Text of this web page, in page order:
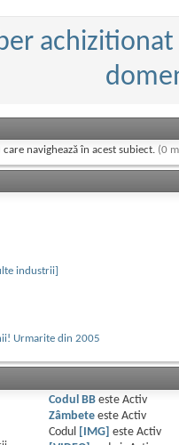
navighează în acest subiect. (0
industrii]
Urmarite din 2005
Codul BBeste Activ
Zâmbeteeste Activ
Codul
[IMG] este Activ